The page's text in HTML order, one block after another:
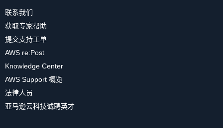
联系我们
获取专家帮助
提交支持工单
AWS re:Post
Knowledge Center
AWS Support 概览
法律人员
亚马逊云科技诚聘英才